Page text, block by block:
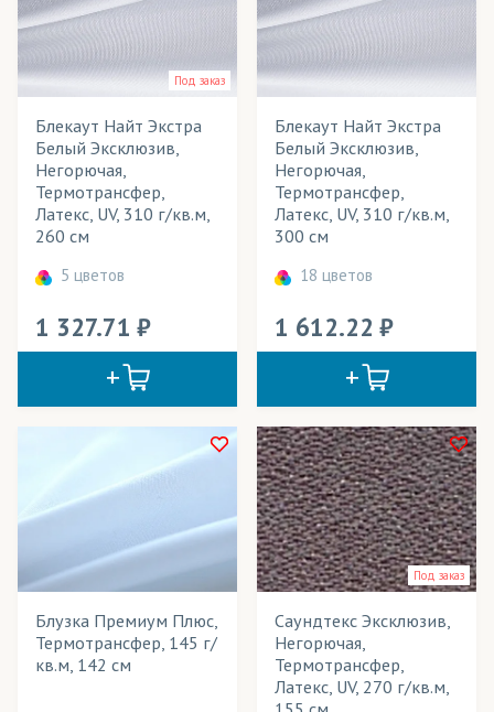
Одежда
Одежда для Промо-акций
Одежда для фитнеса
Олимпийки
Палатки
Панно
Перетяжки
Плакаты
Платья
Плащи
Подарочные мешки
Подвязы для одежды
Подклады для одежды
Под заказ
Блекаут Найт Экстра
Белый Эксклюзив,
Негорючая,
Термотрансфер,
Латекс, UV, 310 г/кв.м,
260 см
5 цветов
1 327.71
Блекаут Найт Экстра
Белый Эксклюзив,
Негорючая,
Термотрансфер,
Латекс, UV, 310 г/кв.м,
300 см
18 цветов
1 612.22
Блузка Премиум Плюс,
Термотрансфер, 145 г/
кв.м, 142 см
Под заказ
Саундтекс Эксклюзив,
Негорючая,
Термотрансфер,
Латекс, UV, 270 г/кв.м,